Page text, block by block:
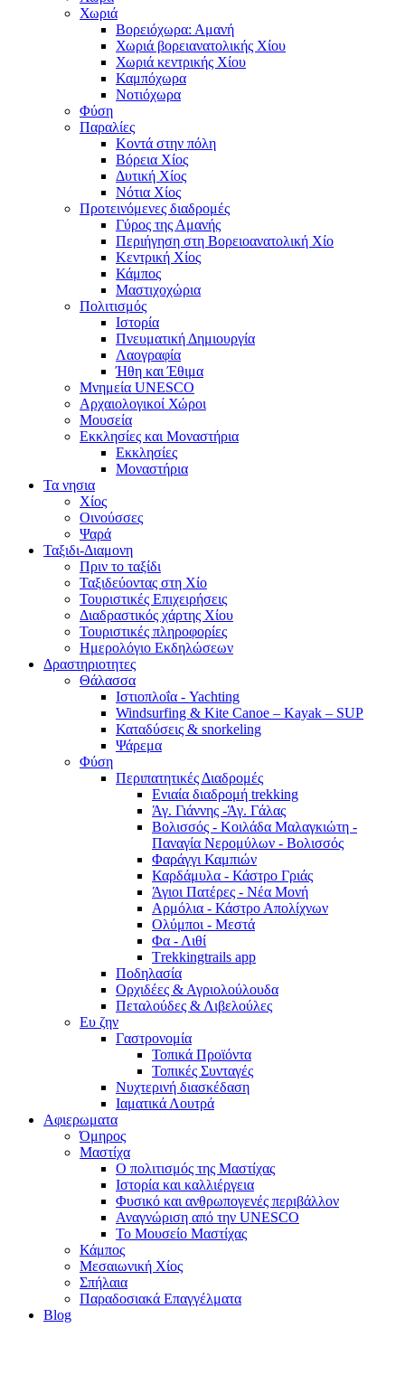
Χωριά
Βορειόχωρα: Αμανή
Χωριά βορειανατολικής Χίου
Χωριά κεντρικής Χίου
Καμπόχωρα
Νοτιόχωρα
Φύση
Παραλίες
Κοντά στην πόλη
Βόρεια Χίος
Δυτική Χίος
Νότια Χίος
Προτεινόμενες διαδρομές
Γύρος της Αμανής
Περιήγηση στη Βορειοανατολική Χίο
Κεντρική Χίος
Κάμπος
Μαστιχοχώρια
Πολιτισμός
Ιστορία
Πνευματική Δημιουργία
Λαογραφία
Ήθη και Έθιμα
Μνημεία UNESCO
Αρχαιολογικοί Χώροι
Μουσεία
Εκκλησίες και Μοναστήρια
Εκκλησίες
Μοναστήρια
Τα νησια
Χίος
Οινούσσες
Ψαρά
Ταξιδι-Διαμονη
Πριν το ταξίδι
Ταξιδεύοντας στη Χίο
Τουριστικές Επιχειρήσεις
Διαδραστικός χάρτης Χίου
Τουριστικές πληροφορίες
Ημερολόγιο Εκδηλώσεων
Δραστηριοτητες
Θάλασσα
Ιστιοπλοΐα - Yachting
Windsurfing & Kite Canoe – Kayak – SUP
Καταδύσεις & snorkeling
Ψάρεμα
Φύση
Περιπατητικές Διαδρομές
Ενιαία διαδρομή trekking
Άγ. Γιάννης -Άγ. Γάλας
Βολισσός - Κοιλάδα Μαλαγκιώτη -
Παναγία Νερομύλων - Βολισσός
Φαράγγι Καμπιών
Καρδάμυλα - Κάστρο Γριάς
Άγιοι Πατέρες - Νέα Μονή
Αρμόλια - Κάστρο Απολίχνων
Ολύμποι - Μεστά
Φα - Λιθί
Τrekkingtrails app
Ποδηλασία
Ορχιδέες & Αγριολούλουδα
Πεταλούδες & Λιβελούλες
Ευ ζην
Γαστρονομία
Τοπικά Προϊόντα
Τοπικές Συνταγές
Νυχτερινή διασκέδαση
Ιαματικά Λουτρά
Αφιερωματα
Όμηρος
Μαστίχα
Ο πολιτισμός της Μαστίχας
Ιστορία και καλλιέργεια
Φυσικό και ανθρωπογενές περιβάλλον
Αναγνώριση από την UNESCO
Το Μουσείο Μαστίχας
Κάμπος
Μεσαιωνική Χίος
Σπήλαια
Παραδοσιακά Επαγγέλματα
Blog